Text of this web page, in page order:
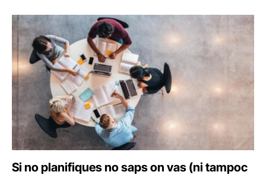
Si no planifiques no saps on vas (ni tampoc